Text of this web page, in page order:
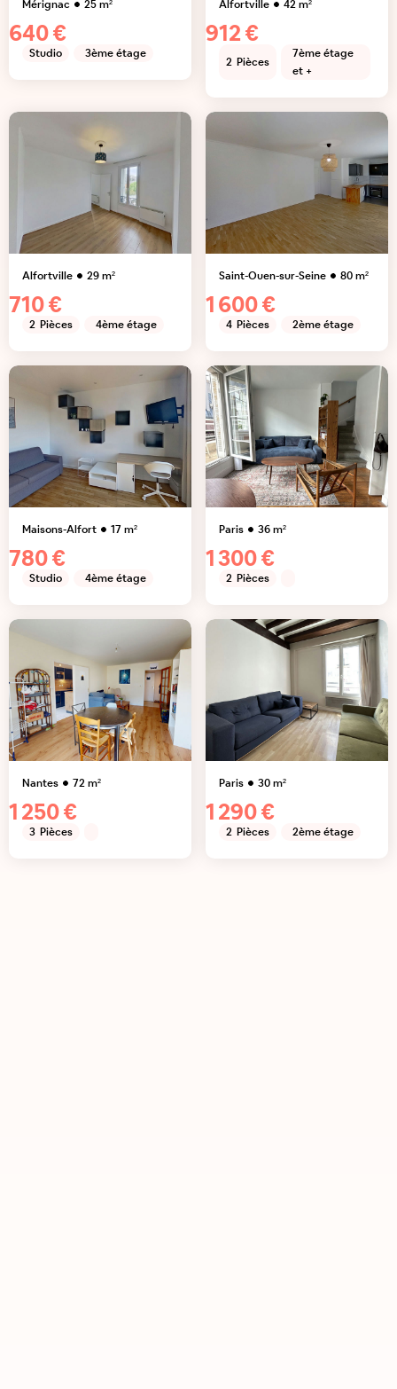
Mérignac 25m²
640 €
Studio 3ème étage
Alfortville 42m²
912 €
2 Pièces
7ème étage
et +
Alfortville 29m²
710 €
2 Pièces 4ème étage
Saint-Ouen-sur-Seine 80m²
1 600 €
4 Pièces 2ème étage
Maisons-Alfort 17m²
780 €
Studio 4ème étage
Paris 36m²
1 300 €
2 Pièces
Nantes 72m²
1 250 €
3 Pièces
Paris 30m²
1 290 €
2 Pièces 2ème étage